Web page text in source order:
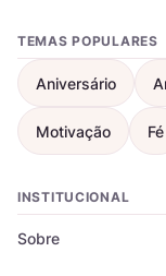
TEMAS POPULARES
Aniversário
Motivação Fé
INSTITUCIONAL
Sobre